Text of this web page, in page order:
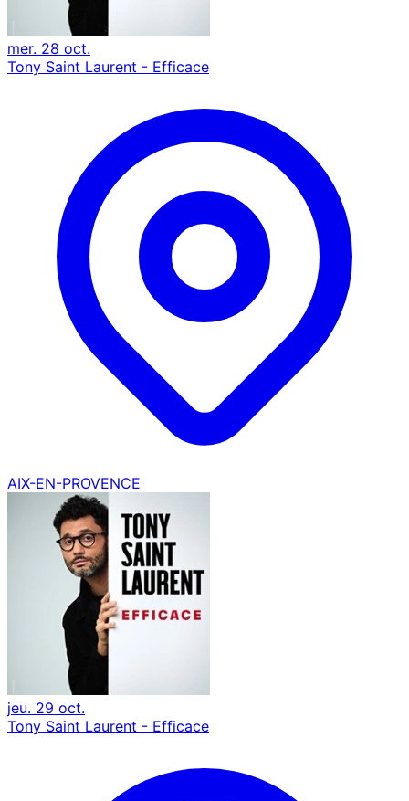
mer. 28 oct.
Tony Saint Laurent - Efficace
AIX-EN-PROVENCE
jeu. 29 oct.
Tony Saint Laurent - Efficace